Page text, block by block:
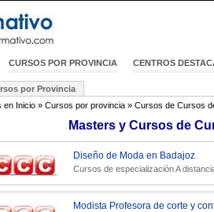
CURSOS POR PROVINCIA CENTROS
por Provincia
en Inicio » Cursos por provincia » Cursos de Cursos
Masters y Cursos de
Diseño de Moda en Badajoz
Cursos de especialización A
Modista Profesora de corte y